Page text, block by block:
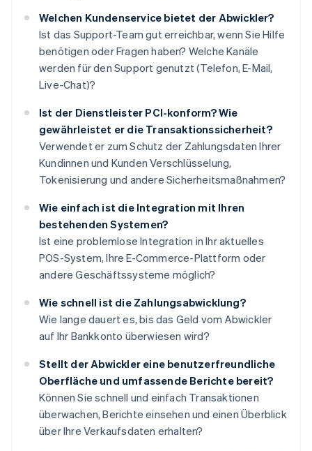
Welchen Kundenservice bietet der Abwickler?
Ist das Support-Team gut erreichbar, wenn Sie Hilfe
benötigen oder Fragen haben? Welche Kanäle
werden für den Support genutzt (Telefon, E-Mail,
Live-Chat)?
Ist der Dienstleister PCI-konform? Wie
gewährleistet er die Transaktionssicherheit?
Verwendet er zum Schutz der Zahlungsdaten Ihrer
Kundinnen und Kunden Verschlüsselung,
Tokenisierung und andere Sicherheitsmaßnahmen?
Wie einfach ist die Integration mit Ihren
bestehenden Systemen?
Ist eine problemlose Integration in Ihr aktuelles
POS-System, Ihre E-Commerce-Plattform oder
andere Geschäftssysteme möglich?
Wie schnell ist die Zahlungsabwicklung?
Wie lange dauert es, bis das Geld vom Abwickler
auf Ihr Bankkonto überwiesen wird?
Stellt der Abwickler eine benutzerfreundliche
Oberfläche und umfassende Berichte bereit?
Können Sie schnell und einfach Transaktionen
überwachen, Berichte einsehen und einen Überblick
über Ihre Verkaufsdaten erhalten?